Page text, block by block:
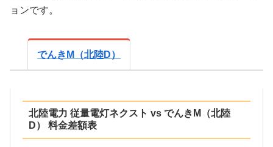
ョンです。
でんきM（北陸D）
北陸電力 従量電灯ネクスト vs でんきM（北陸
D） 料金差額表